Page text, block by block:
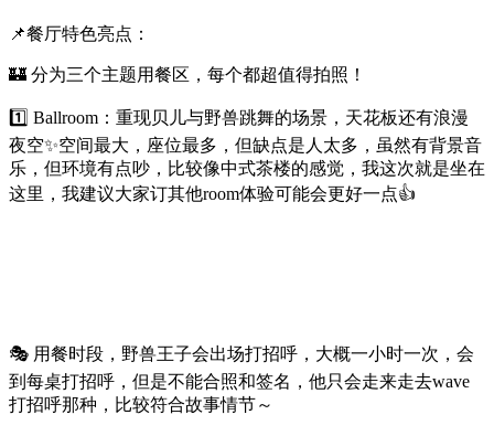
📌餐厅特色亮点：
🏰 分为三个主题用餐区，每个都超值得拍照！
1️⃣ Ballroom：重现贝儿与野兽跳舞的场景，天花板还有浪漫
夜空✨空间最大，座位最多，但缺点是人太多，虽然有背景音
乐，但环境有点吵，比较像中式茶楼的感觉，我这次就是坐在
这里，我建议大家订其他room体验可能会更好一点👍
🎭 用餐时段，野兽王子会出场打招呼，大概一小时一次，会
到每桌打招呼，但是不能合照和签名，他只会走来走去wave
打招呼那种，比较符合故事情节～